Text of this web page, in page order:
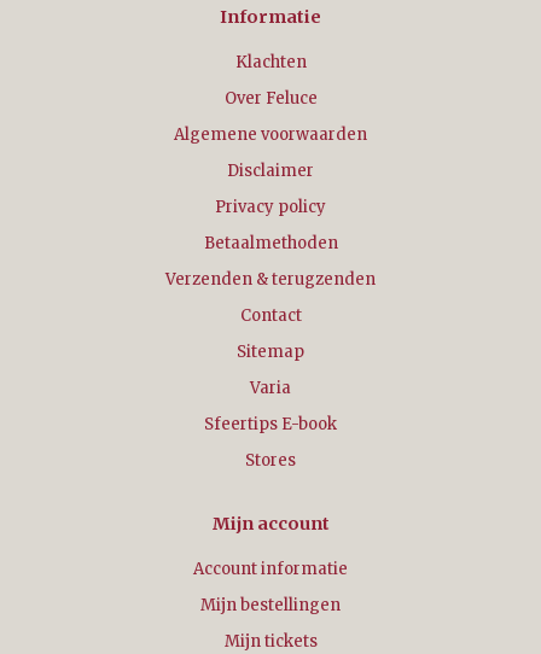
Informatie
Klachten
Over Feluce
Algemene voorwaarden
Disclaimer
Privacy policy
Betaalmethoden
Verzenden & terugzenden
Contact
Sitemap
Varia
Sfeertips E-book
Stores
Mijn account
Account informatie
Mijn bestellingen
Mijn tickets